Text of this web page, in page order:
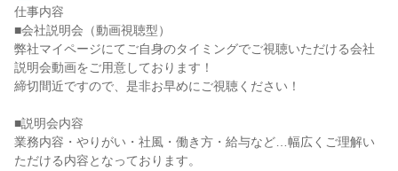
仕事内容
■会社説明会（動画視聴型）
弊社マイページにてご自身のタイミングでご視聴いただける会社
説明会動画をご用意しております！
締切間近ですので、是非お早めにご視聴ください！
■説明会内容
業務内容・やりがい・社風・働き方・給与など…幅広くご理解い
ただける内容となっております。